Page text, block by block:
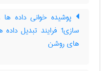
پوشیده خوانی داده
سازی1 فرایند تبدیل
های روشن